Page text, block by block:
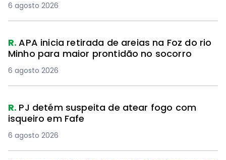
6 agosto 2026
R.APA inicia retirada de areias na Foz do rio
Minho para maior prontidão no socorro
6 agosto 2026
R. PJ detém suspeita de atear fogo com
isqueiro em Fafe
6 agosto 2026